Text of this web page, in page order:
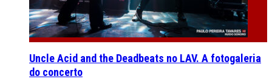
Uncle Acid and the Deadbeats no LAV. A fotogaleria
do concerto